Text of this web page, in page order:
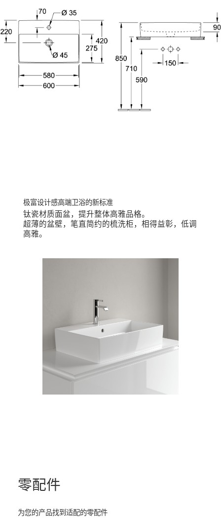
钛瓷材质面盆，提升整体高雅品格。
超薄的盆壁，笔直简约的梳洗柜，相得益彰，低调
高雅。
零配件
为您的产品找到适配的零配件